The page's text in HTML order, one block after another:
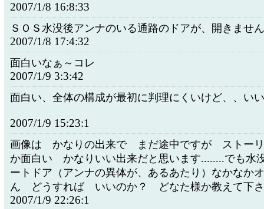
2007/1/8 16:8:33
ＳＯＳ水没後アンナのいる通路のドアが、開きませ
2007/1/8 17:4:32
面白いなぁ～コレ
2007/1/9 3:3:42
面白い、全体の構成が最初に判理にくいけど、、い
2007/1/9 15:23:1
画像は かなりの出来で まだ途中ですが ストー
か面白い かなりいい出来だと思います........でも水
ートドア（アンナの異体が、あるあたり）なかなか
ん どうすれば いいのか？ どなた様か教えて下
2007/1/9 22:26:1